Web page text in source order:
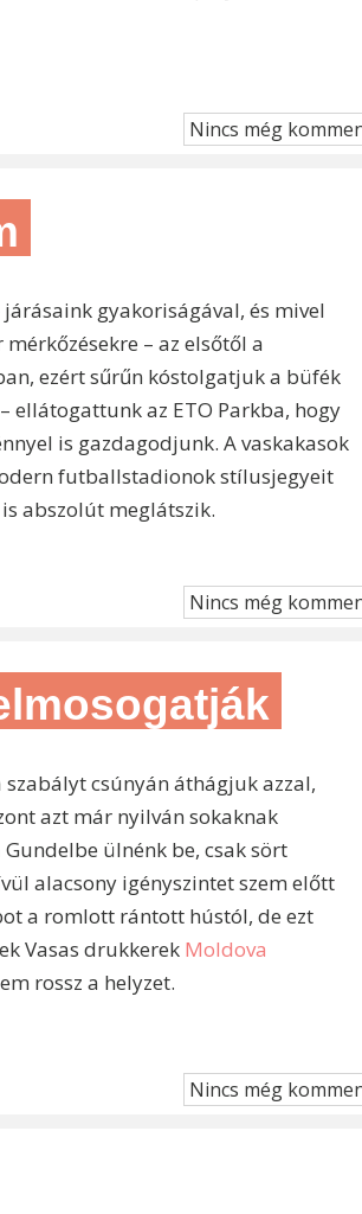
Nincs még
gyakoriságával, és mivel
– az elsőtől a
ezért sűrűn kóstolgatjuk a büfék
– ellátogattunk az ETO Parkba, hogy
is gazdagodjunk. A vaskakasok
futballstadionok stílusjegyeit
abszolút meglátszik.
Nincs még
csúnyán áthágjuk azzal,
azt már nyilván sokaknak
ülnénk be, csak sört
alacsony igényszintet szem előtt
a romlott rántott hústól, de ezt
Vasas drukkerek Moldova
rossz a helyzet.
Nincs még